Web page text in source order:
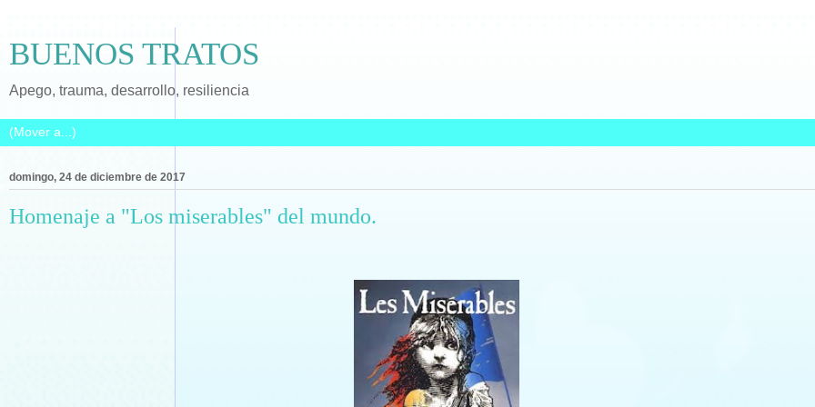
BUENOS TRATOS
Apego, trauma, desarrollo, resiliencia
domingo, 24 de diciembre de 2017
Homenaje a "Los miserables" del mundo.